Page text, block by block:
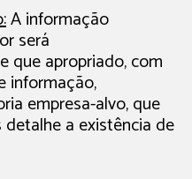
A informação
será
que apropriado, com
informação,
empresa-alvo, que
a existência de